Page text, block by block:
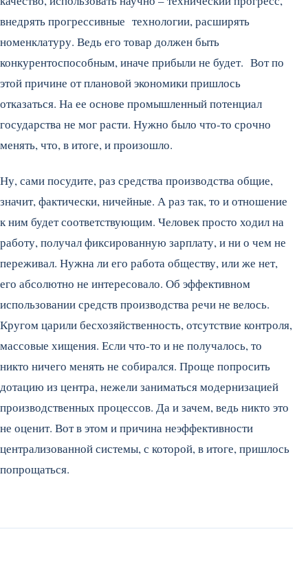
внедрять прогрессивные технологии, расширять
номенклатуру. Ведь его товар должен быть
конкурентоспособным, иначе прибыли не будет. Вот по
этой причине от плановой экономики пришлось
отказаться. На ее основе промышленный потенциал
государства не мог расти. Нужно было что-то срочно
менять, что, в итоге, и произошло.
Ну, сами посудите, раз средства производства общие,
значит, фактически, ничейные. А раз так, то и отношение
к ним будет соответствующим. Человек просто ходил на
работу, получал фиксированную зарплату, и ни о чем не
переживал. Нужна ли его работа обществу, или же нет,
его абсолютно не интересовало. Об эффективном
использовании средств производства речи не велось.
Кругом царили бесхозяйственность, отсутствие контроля,
массовые хищения. Если что-то и не получалось, то
никто ничего менять не собирался. Проще попросить
дотацию из центра, нежели заниматься модернизацией
производственных процессов. Да и зачем, ведь никто это
не оценит. Вот в этом и причина неэффективности
централизованной системы, с которой, в итоге, пришлось
попрощаться.